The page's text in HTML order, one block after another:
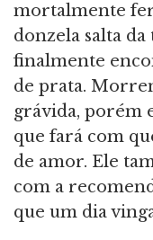
mortalmente
donzela salta
finalmente
de prata.
grávida, porém
que fará com
de amor. Ele
com a
que um dia